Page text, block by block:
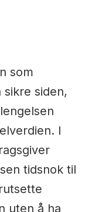
som
siden,
I
tidsnok til
uten å ha